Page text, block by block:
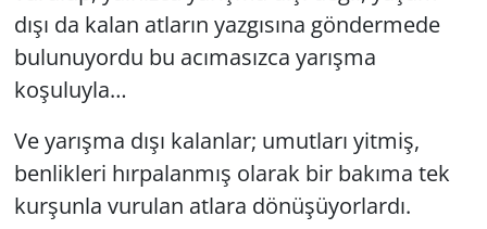
dışı da kalan atların yazgısına göndermede
bulunuyordu bu acımasızca yarışma
koşuluyla…
Ve yarışma dışı kalanlar; umutları yitmiş,
benlikleri hırpalanmış olarak bir bakıma tek
kurşunla vurulan atlara dönüşüyorlardı.